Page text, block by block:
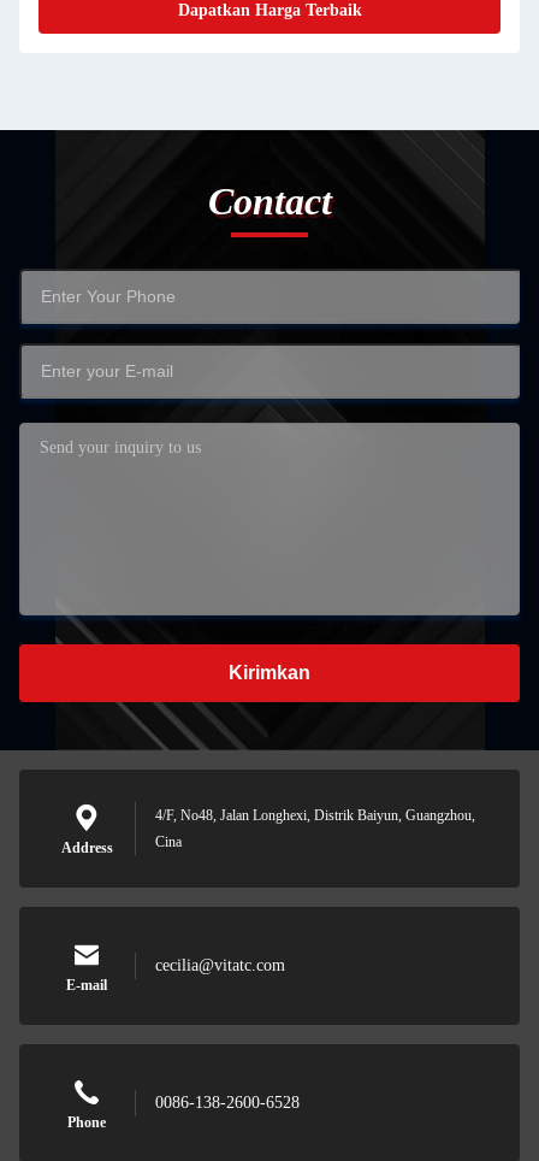
Dapatkan Harga Terbaik
Contact
Kirimkan
Address
4/F, No48, Jalan Longhexi, Distrik Baiyun, Guangzhou,
Cina
E-mail
cecilia@vitatc.com
Phone
0086-138-2600-6528